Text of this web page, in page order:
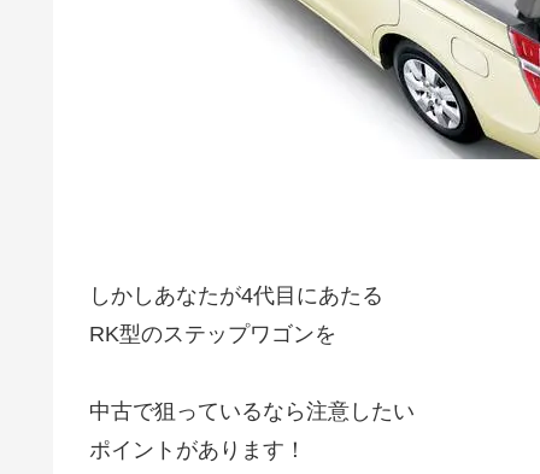
しかしあなたが4代目にあたる
RK型のステップワゴンを
中古で狙っているなら注意したい
ポイントがあります！